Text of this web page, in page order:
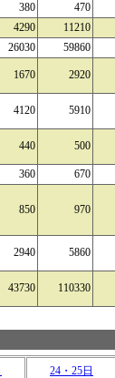
380 470
4290 11210
26030 59860
1670 2920
4120 5910
440 500
360 670
850 970
2940 5860
43730 110330
24・25日